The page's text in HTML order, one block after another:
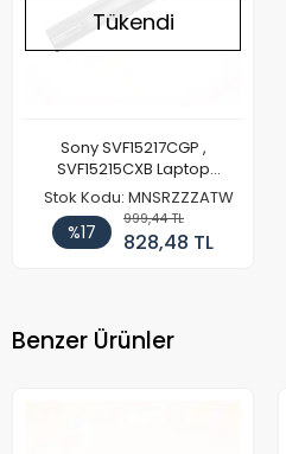
Tükendi
Sony SVF15217CGP ,
SVF15215CXB Laptop
Batarya Pil
Stok Kodu: MNSRZZZATW
%17
999,44 TL
828,48 TL
Benzer Ürünler